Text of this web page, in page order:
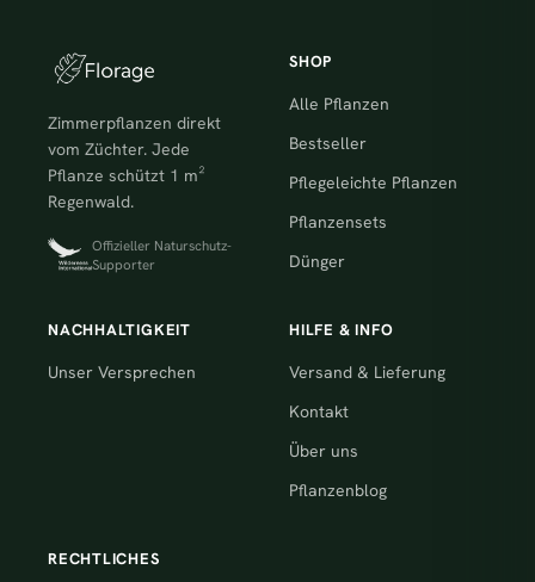
Zimmerpflanzen direkt
vom Züchter. Jede
Pflanze schützt 1 m²
Regenwald.
Offizieller Naturschutz-
Supporter
SHOP
Alle Pflanzen
Bestseller
Pflegeleichte Pflanzen
Pflanzensets
Dünger
NACHHALTIGKEIT
Unser Versprechen
HILFE & INFO
Versand & Lieferung
Kontakt
Über uns
Pflanzenblog
RECHTLICHES